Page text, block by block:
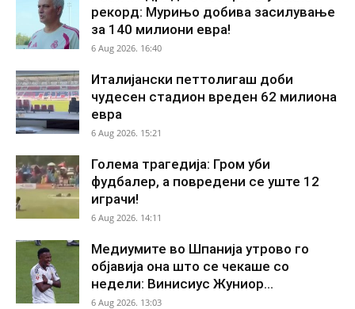
рекорд: Мурињо добива засилување
за 140 милиони евра!
6 Aug 2026. 16:40
Италијански петтолигаш доби
чудесен стадион вреден 62 милиона
евра
6 Aug 2026. 15:21
Голема трагедија: Гром уби
фудбалер, а повредени се уште 12
играчи!
6 Aug 2026. 14:11
Медиумите во Шпанија утрово го
објавија она што се чекаше со
недели: Винисиус Жуниор...
6 Aug 2026. 13:03